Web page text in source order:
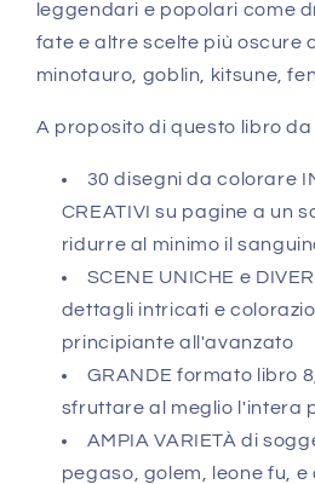
leggendari e popolari come
fate e altre scelte più oscure
minotauro, goblin, kitsune,
A proposito di questo libro
30 disegni da colorare
CREATIVI su pagine a un
ridurre al minimo il
SCENE UNICHE e
dettagli intricati e
principiante all'avanzato
GRANDE formato libro
sfruttare al meglio l'intera
AMPIA VARIETÀ di
pegaso, golem, leone fu,